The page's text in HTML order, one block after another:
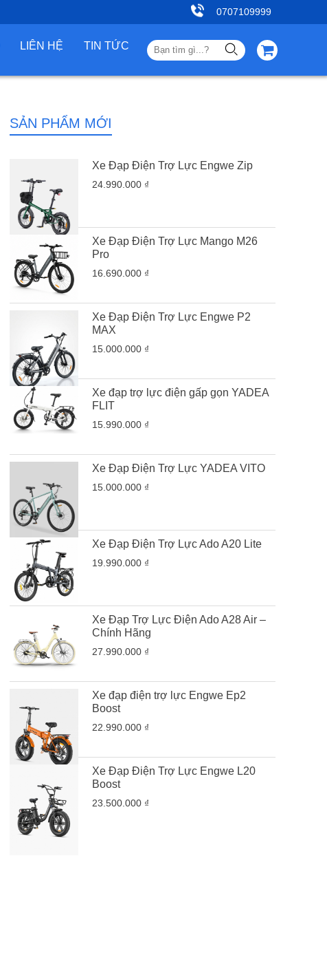
0707109999
LIÊN HỆ TIN TỨC
SẢN PHẨM MỚI
Xe Đạp Điện Trợ Lực Engwe Zip
24.990.000 ₫
Xe Đạp Điện Trợ Lực Mango M26
Pro
16.690.000 ₫
Xe Đạp Điện Trợ Lực Engwe P2
MAX
15.000.000 ₫
Xe đạp trợ lực điện gấp gọn YADEA
FLIT
15.990.000 ₫
Xe Đạp Điện Trợ Lực YADEA VITO
15.000.000 ₫
Xe Đạp Điện Trợ Lực Ado A20 Lite
19.990.000 ₫
Xe Đạp Trợ Lực Điện Ado A28 Air –
Chính Hãng
27.990.000 ₫
Xe đạp điện trợ lực Engwe Ep2
Boost
22.990.000 ₫
Xe Đạp Điện Trợ Lực Engwe L20
Boost
23.500.000 ₫